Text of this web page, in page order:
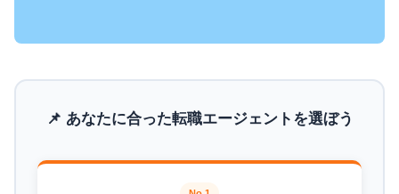
📌 あなたに合った転職エージェントを選ぼう